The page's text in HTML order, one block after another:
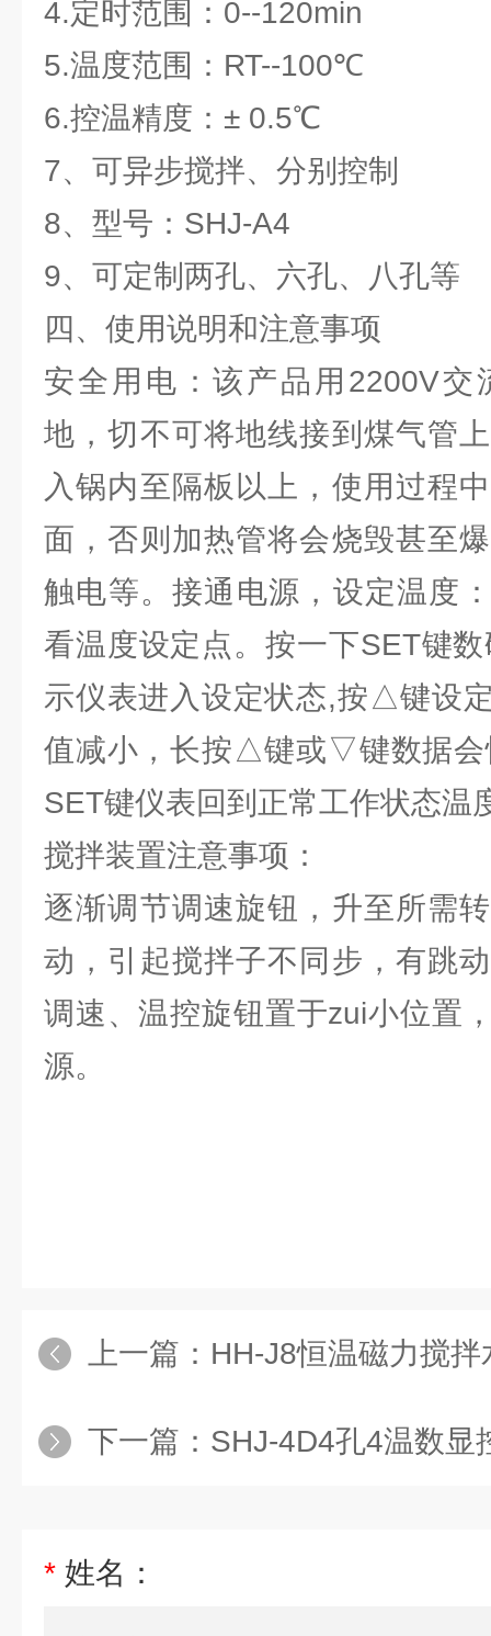
4.定时范围：0--120min
5.温度范围：RT--100℃
6.控温精度：± 0.5℃
7、可异步搅拌、分别控制
8、型号：SHJ-A4
9、可定制两孔、六孔、八孔等
四、使用说明和注意事项
安全用电：该产品用2200V交
地，切不可将地线接到煤气管
入锅内至隔板以上，使用过程
面，否则加热管将会烧毁甚至
触电等。接通电源，设定温度
看温度设定点。按一下SET键
示仪表进入设定状态,按△键设
值减小，长按△键或▽键数据会
SET键仪表回到正常工作状态温
搅拌装置注意事项：
逐渐调节调速旋钮，升至所需
动，引起搅拌子不同步，有跳
调速、温控旋钮置于zui小位置
源。
上一篇： HH-J8恒温磁力搅拌
下一篇： SHJ-4D4孔4温数显
* 姓名：